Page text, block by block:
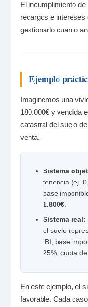
El incumplimiento
recargos e intereses
gestionarlo cuanto
Ejemplo
Imaginemos una
180.000€ y vendida
catastral del suelo
venta.
Sistema
tenencia (ej.
base
1.800€.
Sistema real:
el suelo
IBI, base
25%, cuota
En este ejemplo, el
favorable. Cada